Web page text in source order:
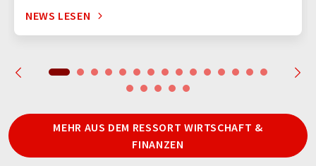
NEWS LESEN
MEHR AUS DEM RESSORT WIRTSCHAFT &
FINANZEN